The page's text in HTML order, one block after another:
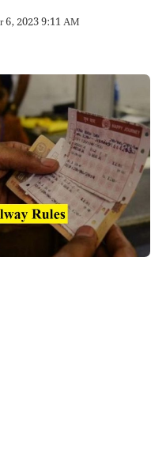
6, 2023 9:11 AM